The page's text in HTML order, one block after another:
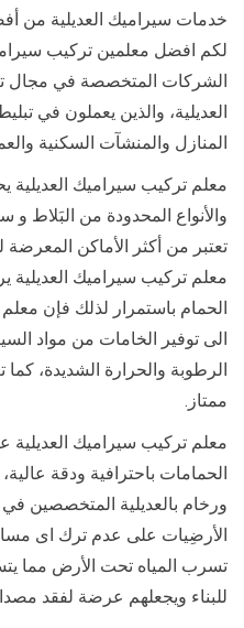
خدمات سيراميك العديلية من
لكم افضل معلمين تركيب
الشركات المتخصصة في مجال
العديلية، والذين يعملون في
المنازل والمنشآت السكنية
معلم تركيب سيراميك
والأنواع المحدودة من البَلاط
تعتبر من أكثر الأماكن المعرضة
معلم تركيب سيراميك العديلية
الحمام باستمرار لذلك فإن
الى توفير الخامات من مواد
الرطوبة والحرارة الشديدة،
ممتاز.
معلم تركيب سيراميك العديلية
الحمامات باحترافية ودقة
ورخام بالعديلية المتخصصين
الأرضِيات على عدم ترك اى
تسرب المياه تحت الأرض مما
للبناء ويجعلهم عرضة لفقد